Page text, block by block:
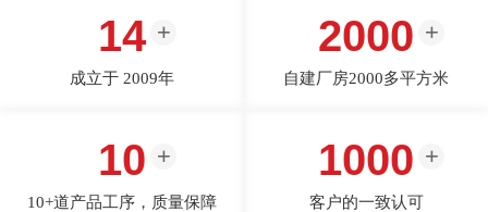
14
成立于 2009年
2000
自建厂房2000多平方米
10
10+道产品工序，质量保障
1000
客户的一致认可